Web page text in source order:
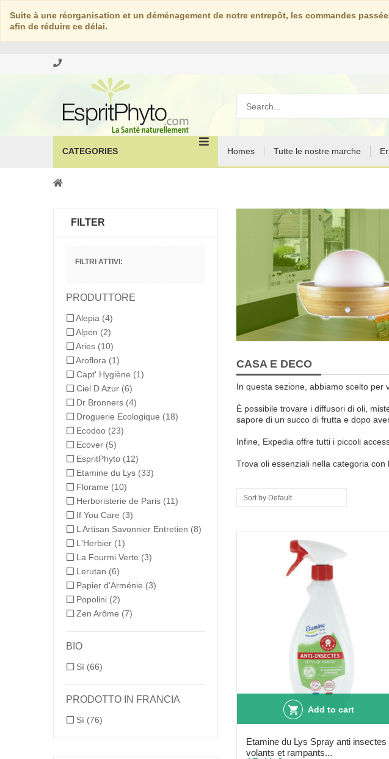
Suite à une réorganisation et un déménagement de notre entrepôt, les commandes
afin de réduire ce délai.
CATEGORIES Homes Tutte le nostre marche
CASA E DECO
In questa sezione abbiamo scelto per
È possibile trovare i diffusori di oli
sapore di un succo di frutta e dopo
Infine Expedia offre tutti i piccoli
Trova oli essenziali nella categoria con
Sort by Default
Add to cart
Etamine du Lys Spray anti insectes
volants et rampants...
FILTER
FILTRI ATTIVI:
PRODUTTORE
Alepia (4)
Alpen (2)
Aries (10)
Aroflora (1)
Capt' Hygiène (1)
Ciel D Azur (6)
Dr Bronners (4)
Droguerie Ecologique (18)
Ecodoo (23)
Ecover (5)
EspritPhyto (12)
Etamine du Lys (33)
Florame (10)
Herboristerie de Paris (11)
If You Care (3)
L Artisan Savonnier Entretien (8)
L'Herbier (1)
La Fourmi Verte (3)
Lerutan (6)
Papier d'Arménie (3)
Popolini (2)
Zen Arôme (7)
BIO
Sì (66)
PRODOTTO IN FRANCIA
Sì (76)